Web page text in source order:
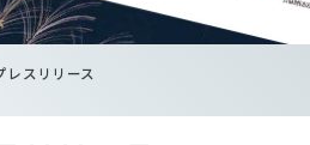
レスリリース